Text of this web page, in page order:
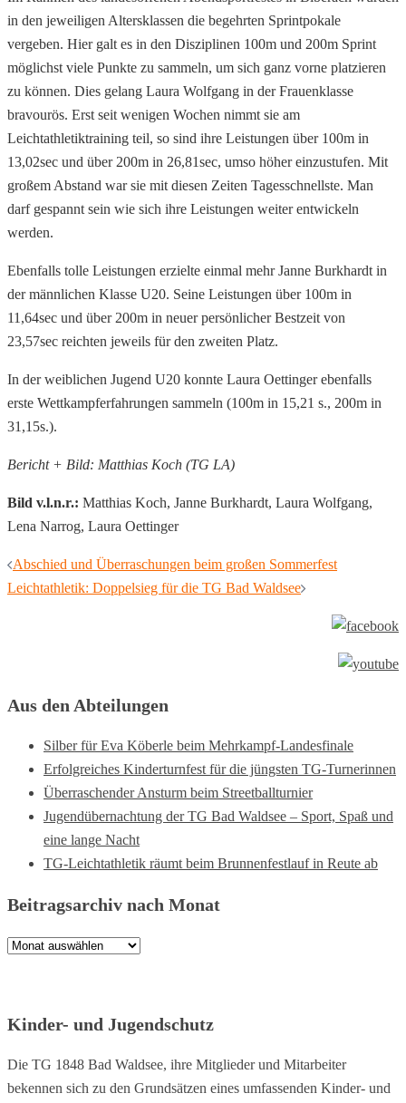
in den jeweiligen Altersklassen die begehrten Sprintpokale
vergeben. Hier galt es in den Disziplinen 100m und 200m Sprint
möglichst viele Punkte zu sammeln, um sich ganz vorne platzieren
zu können. Dies gelang Laura Wolfgang in der Frauenklasse
bravourös. Erst seit wenigen Wochen nimmt sie am
Leichtathletiktraining teil, so sind ihre Leistungen über 100m in
13,02sec und über 200m in 26,81sec, umso höher einzustufen. Mit
großem Abstand war sie mit diesen Zeiten Tagesschnellste. Man
darf gespannt sein wie sich ihre Leistungen weiter entwickeln
werden.
Ebenfalls tolle Leistungen erzielte einmal mehr Janne Burkhardt in
der männlichen Klasse U20. Seine Leistungen über 100m in
11,64sec und über 200m in neuer persönlicher Bestzeit von
23,57sec reichten jeweils für den zweiten Platz.
In der weiblichen Jugend U20 konnte Laura Oettinger ebenfalls
erste Wettkampferfahrungen sammeln (100m in 15,21 s., 200m in
31,15s.).
Bericht + Bild: Matthias Koch (TG LA)
Bild v.l.n.r.: Matthias Koch, Janne Burkhardt, Laura Wolfgang,
Lena Narrog, Laura Oettinger
Beitragsnavigation
Abschied und Überraschungen beim großen Sommerfest
Leichtathletik: Doppelsieg für die TG Bad Waldsee
Aus den Abteilungen
Silber für Eva Köberle beim Mehrkampf-Landesfinale
Erfolgreiches Kinderturnfest für die jüngsten TG-Turnerinnen
Überraschender Ansturm beim Streetballturnier
Jugendübernachtung der TG Bad Waldsee – Sport, Spaß und
eine lange Nacht
TG-Leichtathletik räumt beim Brunnenfestlauf in Reute ab
Beitragsarchiv nach Monat
Beitragsarchiv
Kinder- und Jugendschutz
Die TG 1848 Bad Waldsee, ihre Mitglieder und Mitarbeiter
bekennen sich zu den Grundsätzen eines umfassenden Kinder- und